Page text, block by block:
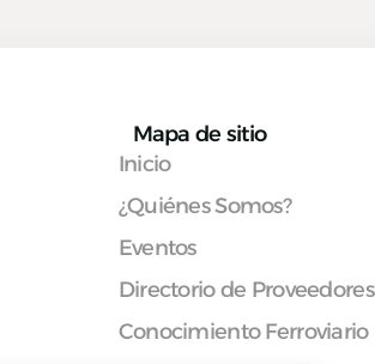
Mapa de sitio
Inicio
¿Quiénes Somos?
Eventos
Directorio de Proveedores
Conocimiento Ferroviario